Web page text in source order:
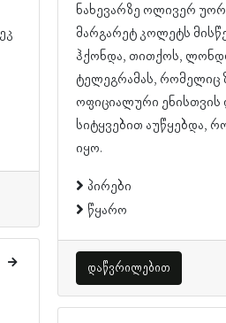
ნახევარზე ოლივერ
მარგარეტ კოლეტს
ჰქონდა, თითქოს,
ტელეგრამას, რომელიც
ოფიციალური ენისთვის
სიტყვებით აუწყებდა,
იყო.
პირები
წყარო
დაწვრილებით